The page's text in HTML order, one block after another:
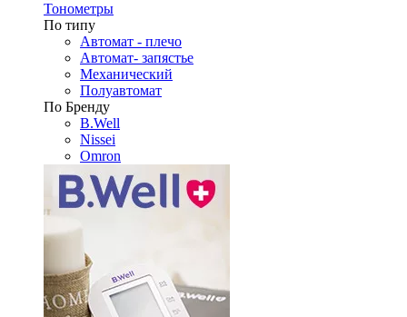
Тонометры
По типу
Автомат - плечо
Автомат- запястье
Механический
Полуавтомат
По Бренду
B.Well
Nissei
Omron